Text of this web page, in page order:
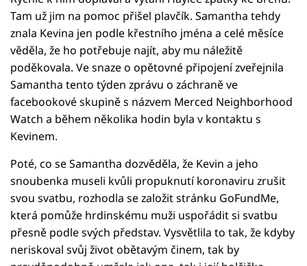
Tam už jim na pomoc přišel plavčík. Samantha tehdy
znala Kevina jen podle křestního jména a celé měsíce
věděla, že ho potřebuje najít, aby mu náležitě
poděkovala. Ve snaze o opětovné připojení zveřejnila
Samantha tento týden zprávu o záchraně ve
facebookové skupině s názvem Merced Neighborhood
Watch a během několika hodin byla v kontaktu s
Kevinem.
Poté, co se Samantha dozvěděla, že Kevin a jeho
snoubenka museli kvůli propuknutí koronaviru zrušit
svou svatbu, rozhodla se založit stránku GoFundMe,
která pomůže hrdinskému muži uspořádit si svatbu
přesně podle svých představ. Vysvětlila to tak, že kdyby
neriskoval svůj život obětavým činem, tak by